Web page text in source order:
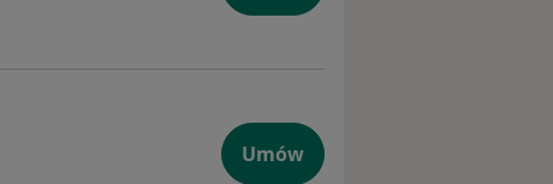
Umów